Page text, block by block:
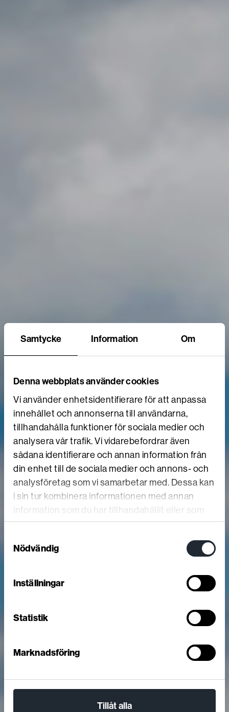
Samtycke Information Om
Denna webbplats använder cookies
Vi använder enhetsidentifierare för att anpassa
innehållet och annonserna till användarna,
tillhandahålla funktioner för sociala medier och
analysera vår trafik. Vi vidarebefordrar även
sådana identifierare och annan information från
din enhet till de sociala medier och annons- och
analysföretag som vi samarbetar med. Dessa kan
i sin tur kombinera informationen med annan
information som du har tillhandahållit eller som
de har samlat in när du har använt deras tjänster.
Nödvändig
Inställningar
Statistik
Marknadsföring
Tillåt alla